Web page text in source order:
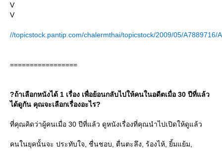
V
V
//topicstock.pantip.com/chalermthai/topicstock/2009/05/A7889716/
=================
?ถ้าเลือกหนังได้ 1 เรื่อง เพื่อย้อนกลับไปให้คนในอดีตเมื่อ 30 ปีที่แล้ว
ได้ดูกัน คุณจะเลือกเรื่องอะไร?
ที่คุณคิดว่าผู้คนเมื่อ 30 ปีที่แล้ว ดูหนังเรื่องที่คุณนำไปเปิดให้ดูแล้ว
คนในยุคนั้นจะ ประทับใจ, ชื่นชอบ, ตื่นตะลึง, ร้องไห้, ยิ้มแย้ม,